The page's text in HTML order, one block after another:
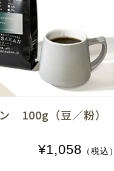
100g（豆／粉）
¥1,058 （税込）